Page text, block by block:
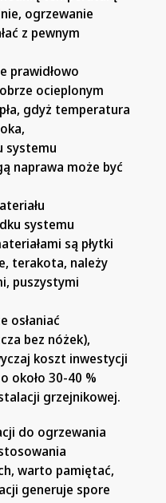
ogrzewanie
z pewnym
prawidłowo
ocieplonym
gdyż temperatura
systemu
naprawa może być
systemu
są płytki
terakota, należy
puszystymi
osłaniać
bez nóżek),
koszt inwestycji
około 30-40 %
grzejnikowej.
do ogrzewania
warto pamiętać,
generuje spore